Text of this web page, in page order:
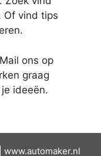
Of vind tips
ons op
graag
ideeën.
www.automaker.nl